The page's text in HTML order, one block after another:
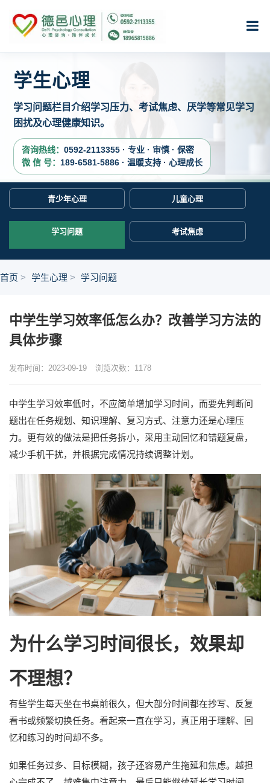
学生心理
学习问题栏目介绍学习压力、考试焦虑、厌学等常见学习
困扰及心理健康知识。
咨询热线： 0592-2113355 · 专业 · 审慎 · 保密
微 信 号： 189-6581-5886 · 温暖支持 · 心理成长
青少年心理 儿童心理
学习问题 考试焦虑
首页 学生心理 学习问题
中学生学习效率低怎么办？改善学习方法的
具体步骤
发布时间：2023-09-19 浏览次数： 1178
中学生学习效率低时，不应简单增加学习时间，而要先判断问
题出在任务规划、知识理解、复习方式、注意力还是心理压
力。更有效的做法是把任务拆小，采用主动回忆和错题复盘，
减少手机干扰，并根据完成情况持续调整计划。
为什么学习时间很长，效果却
不理想？
有些学生每天坐在书桌前很久，但大部分时间都在抄写、反复
看书或频繁切换任务。看起来一直在学习，真正用于理解、回
忆和练习的时间却不多。
如果任务过多、目标模糊，孩子还容易产生拖延和焦虑。越担